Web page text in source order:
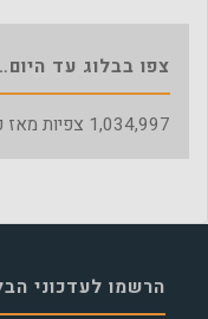
צפו בבלוג עד
1,034,997 צפיות מאז
הרשמו לעדכוני